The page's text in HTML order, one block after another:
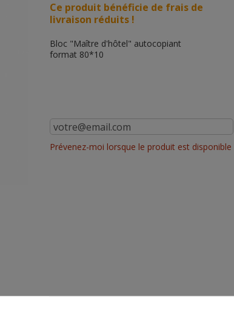
Ce produit bénéficie de frais de
livraison réduits !
Bloc "Maître d'hôtel" autocopiant
format 80*10
Prévenez-moi lorsque le produit est disponible